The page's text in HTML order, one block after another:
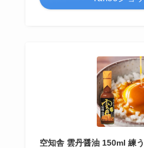
空知舎 雲丹醤油 150ml 練